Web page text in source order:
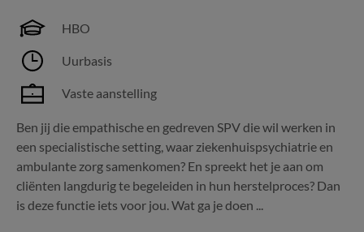
HBO
Uurbasis
Vaste aanstelling
Ben jij die empathische en gedreven SPV die wil werken in
een specialistische setting, waar ziekenhuispsychiatrie en
ambulante zorg samenkomen? En spreekt het je aan om
cliënten langdurig te begeleiden in hun herstelproces? Dan
is deze functie iets voor jou. Wat ga je doen ...